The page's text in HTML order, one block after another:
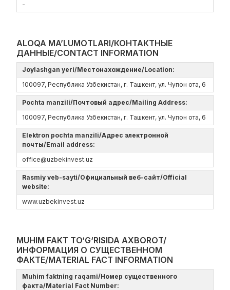
-
ALOQA MA’LUMOTLARI/КОНТАКТНЫЕ
ДАННЫЕ/CONTACT INFORMATION
Joylashgan yeri/Местонахождение/Location:
100097, Республика Узбекистан, г. Ташкент, ул. Чупон ота, 6
Pochta manzili/Почтовый адрес/Mailing Address:
100097, Республика Узбекистан, г. Ташкент, ул. Чупон ота, 6
Elektron pochta manzili/Адрес электронной
почты/Email address:
office@uzbekinvest.uz
Rasmiy veb-sayti/Официальный веб-сайт/Official
website:
www.uzbekinvest.uz
MUHIM FAKT TO‘G‘RISIDA AXBOROT/
ИНФОРМАЦИЯ О СУЩЕСТВЕННОМ
ФАКТЕ/MATERIAL FACT INFORMATION
Muhim faktning raqami/Номер существенного
факта/Material Fact Number: